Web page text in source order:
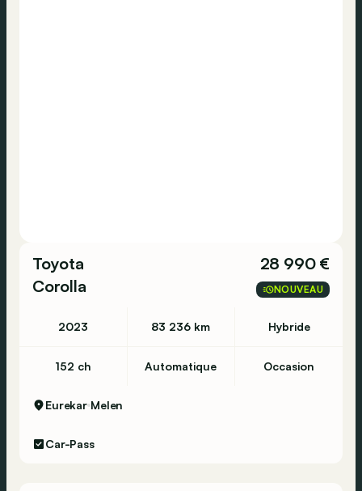
Toyota
Corolla
28 990 €
NOUVEAU
2023 83 236 km Hybride
152 ch Automatique Occasion
Eurekar Melen
Car-Pass